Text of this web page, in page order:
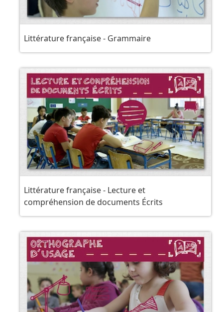
Littérature française - Grammaire
Littérature française - Lecture et
compréhension de documents Écrits